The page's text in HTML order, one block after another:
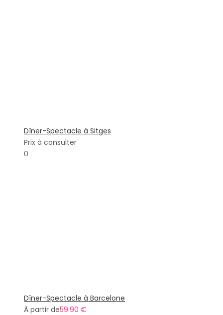
Dîner-Spectacle à Sitges
Prix à consulter
0
Dîner-Spectacle à Barcelone
À partir de59.90 €